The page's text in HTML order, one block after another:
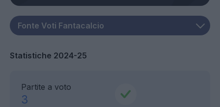
Statistiche 2024-25
Partite a voto
3